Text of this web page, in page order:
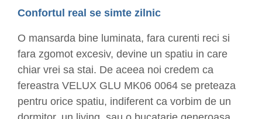
Confortul real se simte zilnic
O mansarda bine luminata, fara curenti reci si
fara zgomot excesiv, devine un spatiu in care
chiar vrei sa stai. De aceea noi credem ca
fereastra VELUX GLU MK06 0064 se preteaza
pentru orice spatiu, indiferent ca vorbim de un